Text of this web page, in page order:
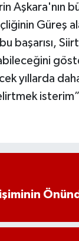
Aşkara'nın
Güreş
başarısı,
yıllarda